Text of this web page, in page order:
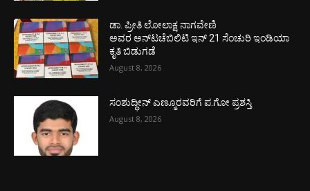
ಡಾ. ಪ್ರೀತಿ ಲೋಲಾಕ್ಷ ನಾಗವೇಣಿ
ಅವರ ಅನ್‌ಟಚೆಬಿಲಿಟಿ ಇನ್ 21 ಸೆಂಚುರಿ ಇಂಡಿಯಾ
ಕೃತಿ ಬಿಡುಗಡೆ
August 8, 2026
ಸಂಶುದ್ಧೀನ್ ಎಣ್ಮೂರವರಿಗೆ ಪ.ಗೋ ಪ್ರಶಸ್ತಿ
August 8, 2026